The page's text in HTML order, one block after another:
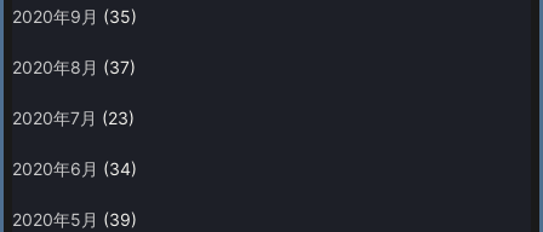
2020年9月 (35)
2020年8月 (37)
2020年7月 (23)
2020年6月 (34)
2020年5月 (39)